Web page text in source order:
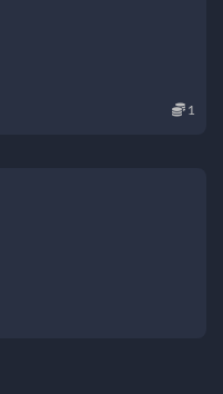
1